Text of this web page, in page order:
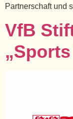
Partnerschaft und
VfB